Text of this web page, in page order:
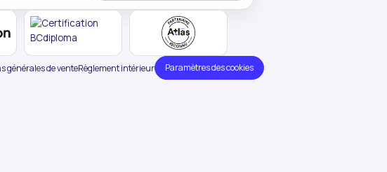
générales de venteRèglement intérieur Paramètres des cookies